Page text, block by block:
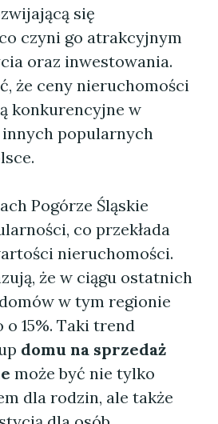
się
czyni go atrakcyjnym
oraz inwestowania.
że ceny nieruchomości
konkurencyjne w
popularnych
Pogórze Śląskie
co przekłada
nieruchomości.
że w ciągu ostatnich
w tym regionie
o 15%. Taki trend
domu na sprzedaż
może być nie tylko
dla rodzin, ale także